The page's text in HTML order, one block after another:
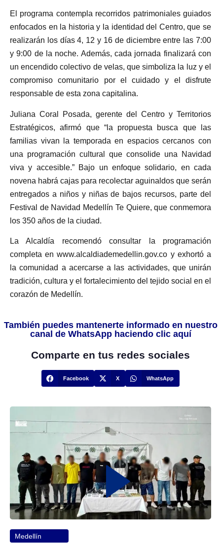
El programa contempla recorridos patrimoniales guiados
enfocados en la historia y la identidad del Centro, que se
realizarán los días 4, 12 y 16 de diciembre entre las 7:00
y 9:00 de la noche. Además, cada jornada finalizará con
un encendido colectivo de velas, que simboliza la luz y el
compromiso comunitario por el cuidado y el disfrute
responsable de esta zona capitalina.
Juliana Coral Posada, gerente del Centro y Territorios
Estratégicos, afirmó que “la propuesta busca que las
familias vivan la temporada en espacios cercanos con
una programación cultural que consolide una Navidad
viva y accesible.” Bajo un enfoque solidario, en cada
novena habrá cajas para recolectar aguinaldos que serán
entregados a niños y niñas de bajos recursos, parte del
Festival de Navidad Medellín Te Quiere, que conmemora
los 350 años de la ciudad.
La Alcaldía recomendó consultar la programación
completa en www.alcaldiademedellin.gov.co y exhortó a
la comunidad a acercarse a las actividades, que unirán
tradición, cultura y el fortalecimiento del tejido social en el
corazón de Medellín.
También puedes mantenerte informado en nuestro
canal de WhatsApp haciendo clic aquí
Comparte en tus redes sociales
Facebook X WhatsApp
Medellín